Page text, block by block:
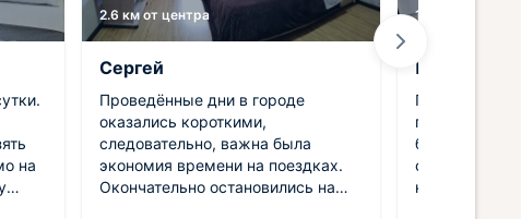
на
2.6 км от центра
Сергей
Проведённые дни в городе
оказались короткими,
следовательно, важна была
экономия времени на поездках.
Окончательно остановились на
1.3 км от
Павел
Путешествие
город, где
близкими
себя среди
неуместным.